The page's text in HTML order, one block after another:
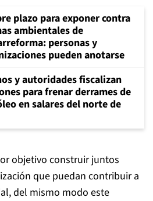
plazo para exponer contra
ambientales de
personas y
pueden anotarse
y autoridades fiscalizan
para frenar derrames de
en salares del norte de
objetivo construir juntos
que puedan contribuir a
del mismo modo este